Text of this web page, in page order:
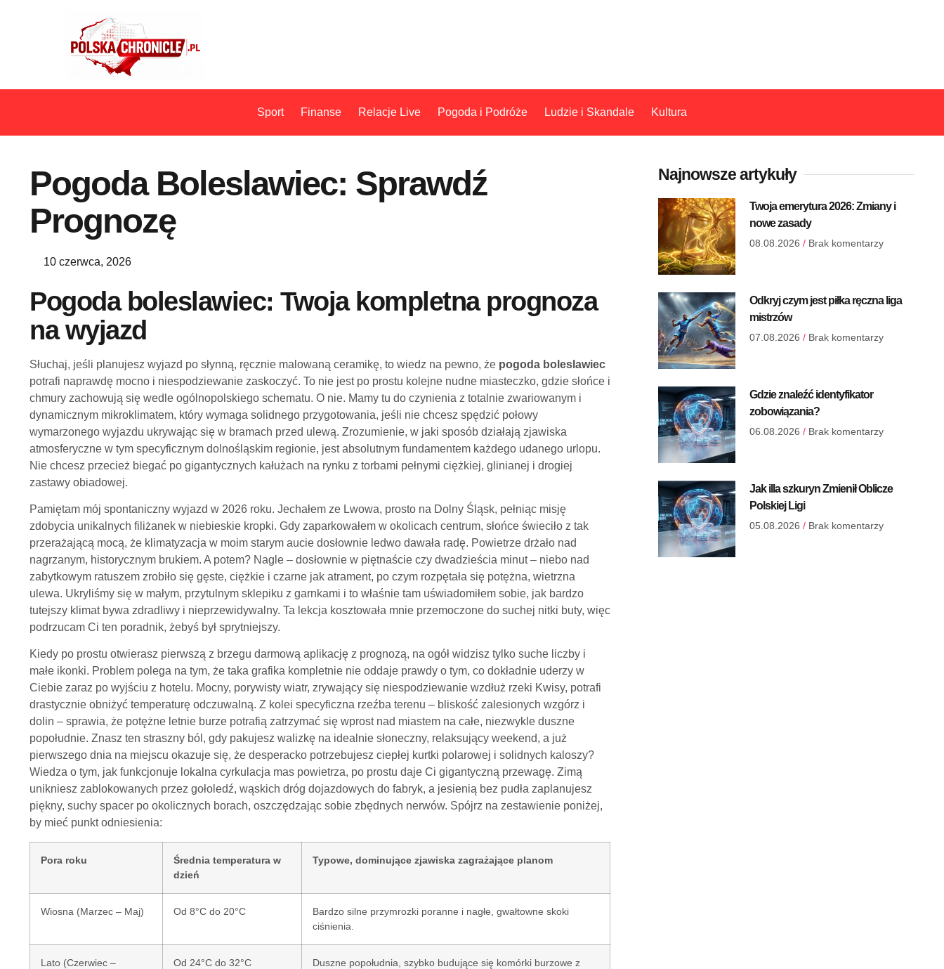
Sport Finanse Relacje Live Pogoda i Podróże Ludzie i Skandale Kultura
Pogoda Boleslawiec: Sprawdź
Prognozę
10 czerwca, 2026
Pogoda boleslawiec: Twoja kompletna prognoza
na wyjazd
Słuchaj, jeśli planujesz wyjazd po słynną, ręcznie malowaną ceramikę, to wiedz na pewno, że pogoda boleslawiec
potrafi naprawdę mocno i niespodziewanie zaskoczyć. To nie jest po prostu kolejne nudne miasteczko, gdzie słońce i
chmury zachowują się wedle ogólnopolskiego schematu. O nie. Mamy tu do czynienia z totalnie zwariowanym i
dynamicznym mikroklimatem, który wymaga solidnego przygotowania, jeśli nie chcesz spędzić połowy
wymarzonego wyjazdu ukrywając się w bramach przed ulewą. Zrozumienie, w jaki sposób działają zjawiska
atmosferyczne w tym specyficznym dolnośląskim regionie, jest absolutnym fundamentem każdego udanego urlopu.
Nie chcesz przecież biegać po gigantycznych kałużach na rynku z torbami pełnymi ciężkiej, glinianej i drogiej
zastawy obiadowej.
Pamiętam mój spontaniczny wyjazd w 2026 roku. Jechałem ze Lwowa, prosto na Dolny Śląsk, pełniąc misję
zdobycia unikalnych filiżanek w niebieskie kropki. Gdy zaparkowałem w okolicach centrum, słońce świeciło z tak
przerażającą mocą, że klimatyzacja w moim starym aucie dosłownie ledwo dawała radę. Powietrze drżało nad
nagrzanym, historycznym brukiem. A potem? Nagle – dosłownie w piętnaście czy dwadzieścia minut – niebo nad
zabytkowym ratuszem zrobiło się gęste, ciężkie i czarne jak atrament, po czym rozpętała się potężna, wietrzna
ulewa. Ukryliśmy się w małym, przytulnym sklepiku z garnkami i to właśnie tam uświadomiłem sobie, jak bardzo
tutejszy klimat bywa zdradliwy i nieprzewidywalny. Ta lekcja kosztowała mnie przemoczone do suchej nitki buty, więc
podrzucam Ci ten poradnik, żebyś był sprytniejszy.
Kiedy po prostu otwierasz pierwszą z brzegu darmową aplikację z prognozą, na ogół widzisz tylko suche liczby i
małe ikonki. Problem polega na tym, że taka grafika kompletnie nie oddaje prawdy o tym, co dokładnie uderzy w
Ciebie zaraz po wyjściu z hotelu. Mocny, porywisty wiatr, zrywający się niespodziewanie wzdłuż rzeki Kwisy, potrafi
drastycznie obniżyć temperaturę odczuwalną. Z kolei specyficzna rzeźba terenu – bliskość zalesionych wzgórz i
dolin – sprawia, że potężne letnie burze potrafią zatrzymać się wprost nad miastem na całe, niezwykle duszne
popołudnie. Znasz ten straszny ból, gdy pakujesz walizkę na idealnie słoneczny, relaksujący weekend, a już
pierwszego dnia na miejscu okazuje się, że desperacko potrzebujesz ciepłej kurtki polarowej i solidnych kaloszy?
Wiedza o tym, jak funkcjonuje lokalna cyrkulacja mas powietrza, po prostu daje Ci gigantyczną przewagę. Zimą
unikniesz zablokowanych przez gołoledź, wąskich dróg dojazdowych do fabryk, a jesienią bez pudła zaplanujesz
piękny, suchy spacer po okolicznych borach, oszczędzając sobie zbędnych nerwów. Spójrz na zestawienie poniżej,
by mieć punkt odniesienia:
Pora roku
Średnia temperatura w
dzień
Typowe, dominujące zjawiska zagrażające planom
Wiosna (Marzec – Maj) Od 8°C do 20°C
Bardzo silne przymrozki poranne i nagłe, gwałtowne skoki
ciśnienia.
Lato (Czerwiec –
Od 24°C do 32°C
Duszne popołudnia, szybko budujące się komórki burzowe z
Najnowsze artykuły
Twoja emerytura 2026: Zmiany i
nowe zasady
08.08.2026 Brak komentarzy
Odkryj czym jest piłka ręczna liga
mistrzów
07.08.2026 Brak komentarzy
Gdzie znaleźć identyfikator
zobowiązania?
06.08.2026 Brak komentarzy
Jak illa szkuryn Zmienił Oblicze
Polskiej Ligi
05.08.2026 Brak komentarzy